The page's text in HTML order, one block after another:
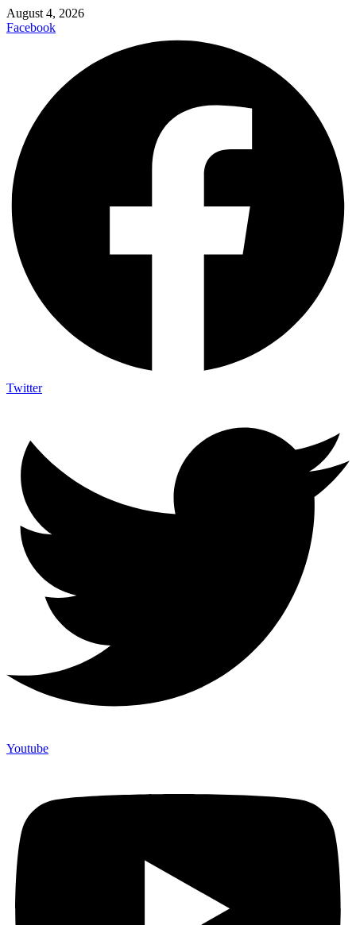
August 4, 2026
Facebook
Twitter
Youtube